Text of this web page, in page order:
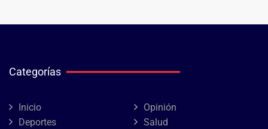
Categorías
Inicio
Opinión
Deportes
Salud